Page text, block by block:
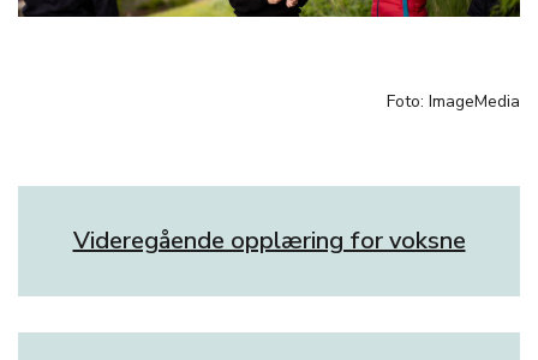
Foto: ImageMedia
Videregående opplæring for voksne